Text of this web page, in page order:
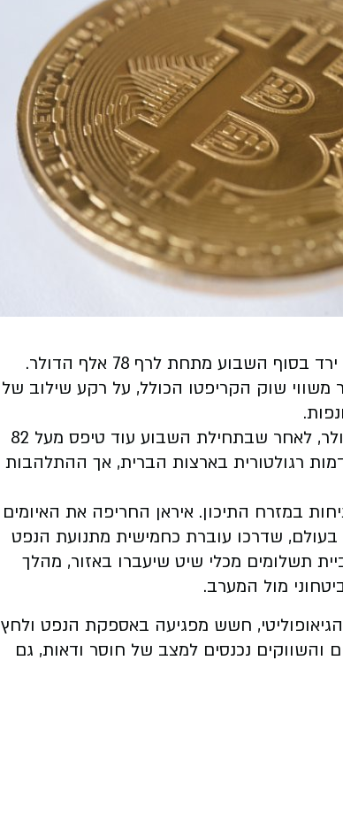
שוק הקריפטו שוב נכנס לסערה, לאחר שהביטקוין ירד בסוף השבוע מתחת לרף 78 אלף הדולר.
יותר מ- 80 מיליארד דולר משווי שוק הקריפטו הכולל, על רקע שילוב של
נכון למועד הדיווח, הביטקוין נסחר סביב 77,900 דולר, לאחר שבתחילת השבוע עוד טיפס מעל 82
רגולטורית בארצות הברית, אך ההתלהבות
במזרח התיכון. איראן החריפה את האיומים
בעולם, שדרכו עוברת כחמישית מתנועת הנפט
תשלומים מכלי שיט שיעברו באזור, מהלך
מול המערב.
חשש מפגיעה באספקת הנפט ולחץ
והשווקים נכנסים למצב של חוסר ודאות, גם